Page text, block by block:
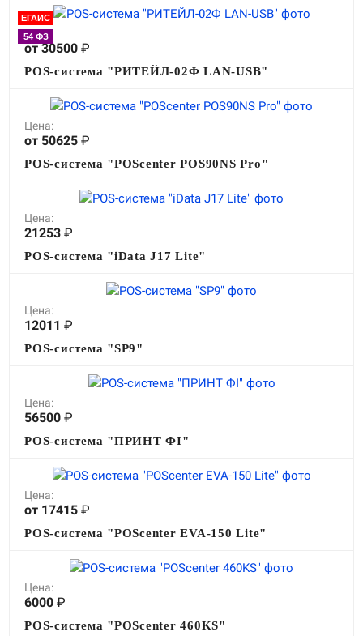
ЕГАИС
54 ФЗ
Цена:
от 30500 ₽
POS-система "РИТЕЙЛ-02Ф LAN-USB"
Цена:
от 50625 ₽
POS-система "POScenter POS90NS Pro"
Цена:
21253 ₽
POS-система "iData J17 Lite"
Цена:
12011 ₽
POS-система "SP9"
Цена:
56500 ₽
POS-система "ПРИНТ ФI"
Цена:
от 17415 ₽
POS-система "POScenter EVA-150 Lite"
Цена:
6000 ₽
POS-система "POScenter 460KS"